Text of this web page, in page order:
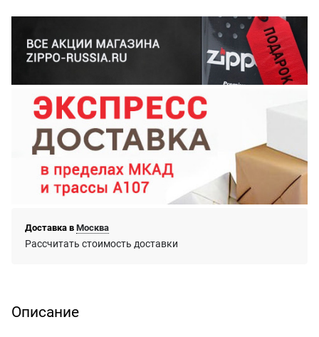
Доставка в Москва
Рассчитать стоимость доставки
Описание